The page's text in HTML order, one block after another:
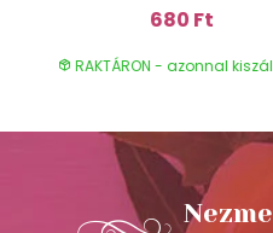
680 Ft
RAKTÁRON - azonnal